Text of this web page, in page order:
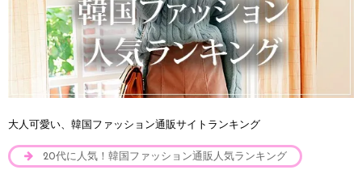
大人可愛い、韓国ファッション通販サイトランキング
20代に人気！韓国ファッション通販人気ランキング